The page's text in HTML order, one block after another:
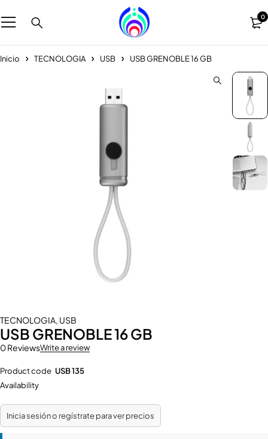
0
Inicio TECNOLOGIA USB USB GRENOBLE 16 GB
TECNOLOGIA, USB
USB GRENOBLE 16 GB
0 ReviewsWrite a review
Product code USB 135
Availability
Inicia sesión o regístrate para ver precios